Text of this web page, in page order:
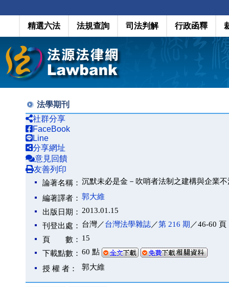
精選六法 法規查詢 司法判解 行政函釋
法學期刊
社群分享
FaceBook
Line
分享網址
意見回饋
友善列印
論著名稱： 沉默未必是金－吹哨者法制之建構與企業
編著譯者： 郭大維
出版日期： 2013.01.15
刊登出處： 台灣／台灣法學雜誌／第 216 期 ／46-60 頁
頁 數： 15
下載點數： 60 點
授 權 者： 郭大維